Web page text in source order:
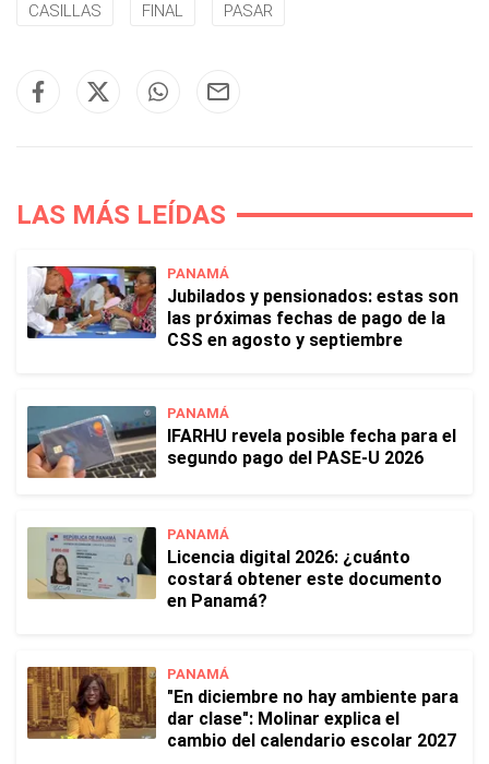
CASILLAS FINAL PASAR
LAS MÁS LEÍDAS
PANAMÁ
Jubilados y pensionados: estas son
las próximas fechas de pago de la
CSS en agosto y septiembre
PANAMÁ
IFARHU revela posible fecha para el
segundo pago del PASE-U 2026
PANAMÁ
Licencia digital 2026: ¿cuánto
costará obtener este documento
en Panamá?
PANAMÁ
"En diciembre no hay ambiente para
dar clase": Molinar explica el
cambio del calendario escolar 2027